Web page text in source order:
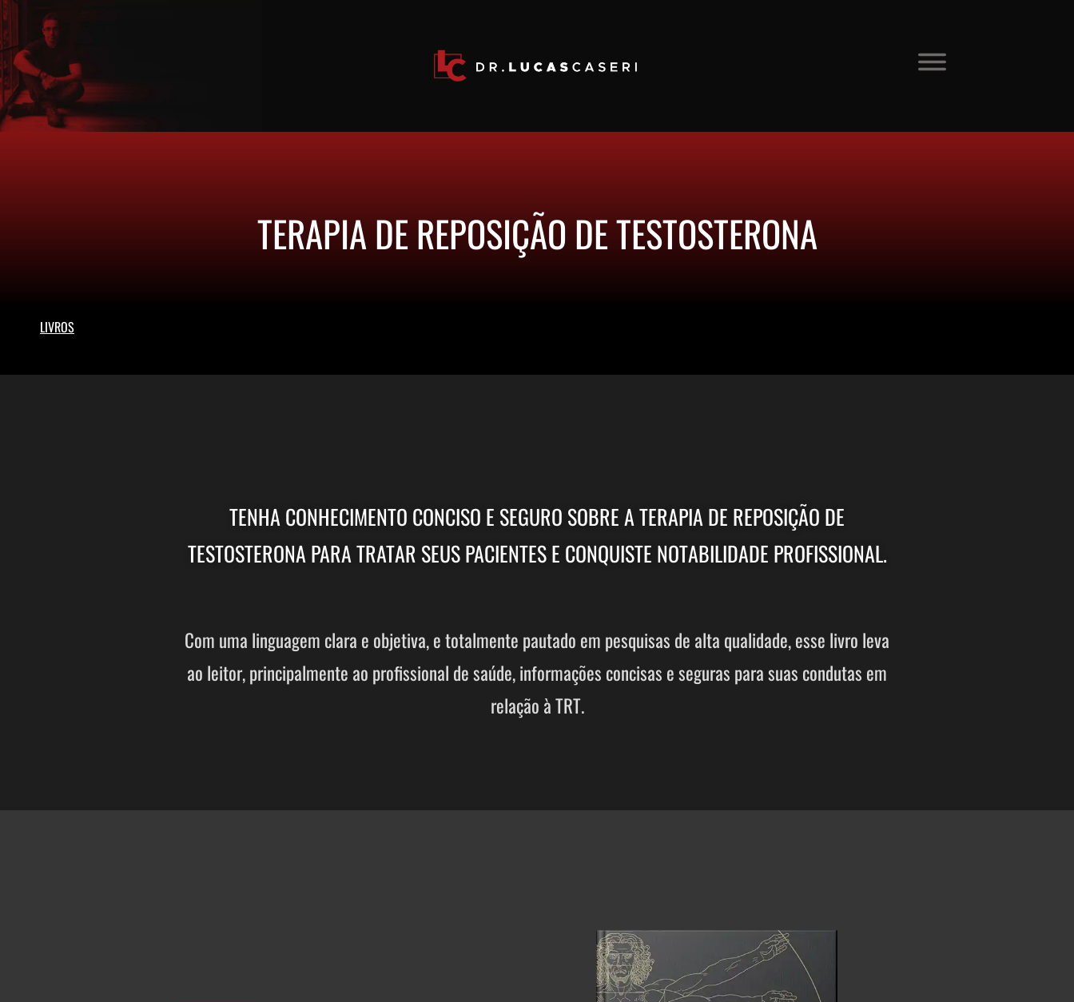
TERAPIA DE REPOSIÇÃO DE TESTOSTERONA
LIVROS
TENHA CONHECIMENTO CONCISO E SEGURO SOBRE A TERAPIA DE REPOSIÇÃO DE
TESTOSTERONA PARA TRATAR SEUS PACIENTES E CONQUISTE NOTABILIDADE PROFISSIONAL.
Com uma linguagem clara e objetiva, e totalmente pautado em pesquisas de alta qualidade, esse livro leva
ao leitor, principalmente ao profissional de saúde, informações concisas e seguras para suas condutas em
relação à TRT.